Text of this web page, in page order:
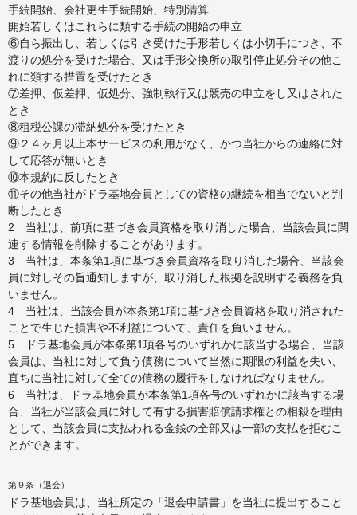
手続開始、会社更生手続開始、特別清算
開始若しくはこれらに類する手続の開始の申立
⑥自ら振出し、若しくは引き受けた手形若しくは小切手につき、不
渡りの処分を受けた場合、又は手形交換所の取引停止処分その他こ
れに類する措置を受けたとき
⑦差押、仮差押、仮処分、強制執行又は競売の申立をし又はされた
とき
⑧租税公課の滞納処分を受けたとき
⑨２４ヶ月以上本サービスの利用がなく、かつ当社からの連絡に対
して応答が無いとき
⑩本規約に反したとき
⑪その他当社がドラ基地会員としての資格の継続を相当でないと判
断したとき
2 当社は、前項に基づき会員資格を取り消した場合、当該会員に関
連する情報を削除することがあります。
3 当社は、本条第1項に基づき会員資格を取り消した場合、当該会
員に対しその旨通知しますが、取り消した根拠を説明する義務を負
いません。
4 当社は、当該会員が本条第1項に基づき会員資格を取り消された
ことで生じた損害や不利益について、責任を負いません。
5 ドラ基地会員が本条第1項各号のいずれかに該当する場合、当該
会員は、当社に対して負う債務について当然に期限の利益を失い、
直ちに当社に対して全ての債務の履行をしなければなりません。
6 当社は、ドラ基地会員が本条第1項各号のいずれかに該当する場
合、当社が当該会員に対して有する損害賠償請求権との相殺を理由
として、当該会員に支払われる金銭の全部又は一部の支払を拒むこ
とができます。
第９条（退会）
ドラ基地会員は、当社所定の「退会申請書」を当社に提出すること